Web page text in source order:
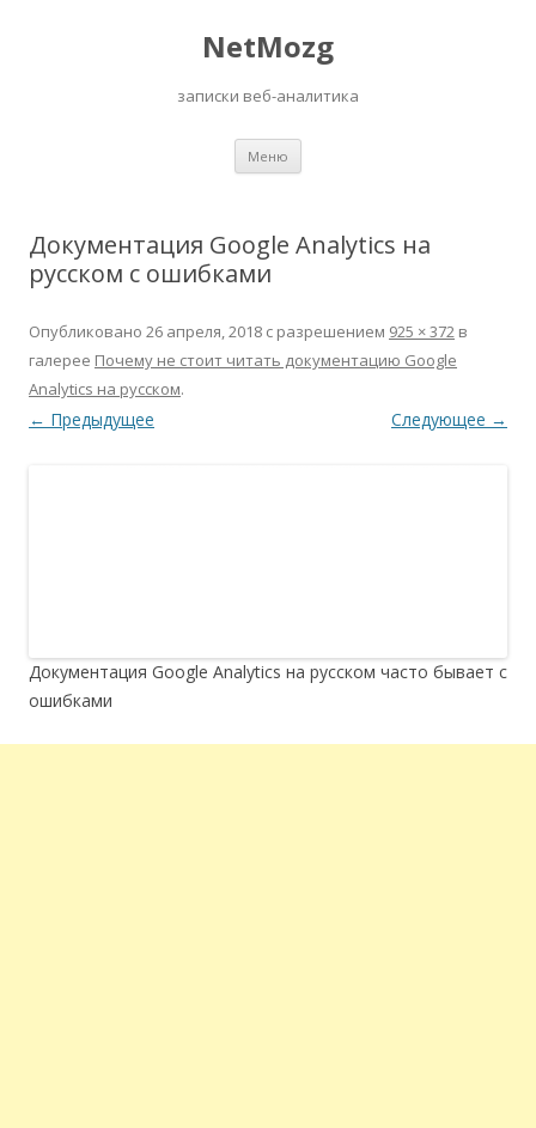
NetMozg
записки веб-аналитика
Меню
Документация Google Analytics на
русском с ошибками
Опубликовано 26 апреля, 2018 с разрешением 925 × 372 в
галерее Почему не стоит читать документацию Google
Analytics на русском.
← Предыдущее Следующее →
Документация Google Analytics на русском часто бывает с
ошибками